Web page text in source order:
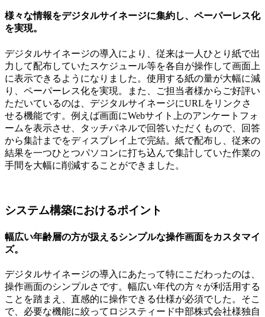
様々な情報をデジタルサイネージに集約し、ペーパーレス化
を実現。
デジタルサイネージの導入により、従来は一人ひとり紙で出
力して配布していたスケジュール等を各自が操作して画面上
に表示できるようになりました。使用する紙の量が大幅に減
り、ペーパーレス化を実現。また、ご担当者様からご好評い
ただいているのは、デジタルサイネージにURLをリンクさ
せる機能です。例えば画面にWebサイト上のアンケートフォ
ームを表示させ、タッチパネルで回答いただくもので、回答
から集計までをディスプレイ上で完結。紙で配布し、従来の
結果を一つひとつパソコンに打ち込んで集計していた作業の
手間を大幅に削減することができました。
システム構築におけるポイント
幅広い年齢層の方が扱えるシンプルな操作画面をカスタマイ
ズ。
デジタルサイネージの導入にあたって特にこだわったのは、
操作画面のシンプルさです。幅広い年代の方々が利活用する
ことを踏まえ、直感的に操作できる仕様が必須でした。そこ
で、必要な機能に絞ってロジスティード中部株式会社様独自